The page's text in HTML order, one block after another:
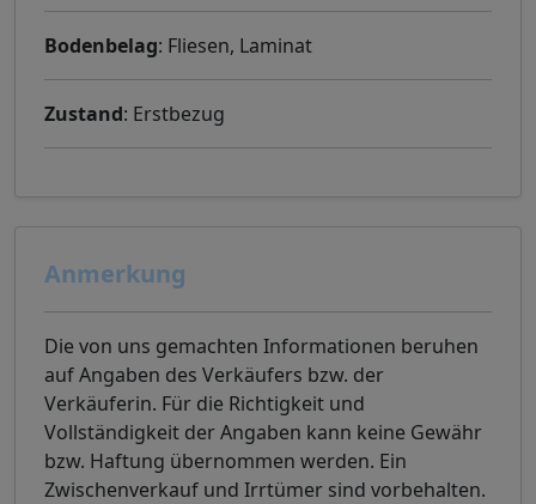
Bodenbelag: Fliesen, Laminat
Zustand: Erstbezug
Anmerkung
Die von uns gemachten Informationen beruhen
auf Angaben des Verkäufers bzw. der
Verkäuferin. Für die Richtigkeit und
Vollständigkeit der Angaben kann keine Gewähr
bzw. Haftung übernommen werden. Ein
Zwischenverkauf und Irrtümer sind vorbehalten.